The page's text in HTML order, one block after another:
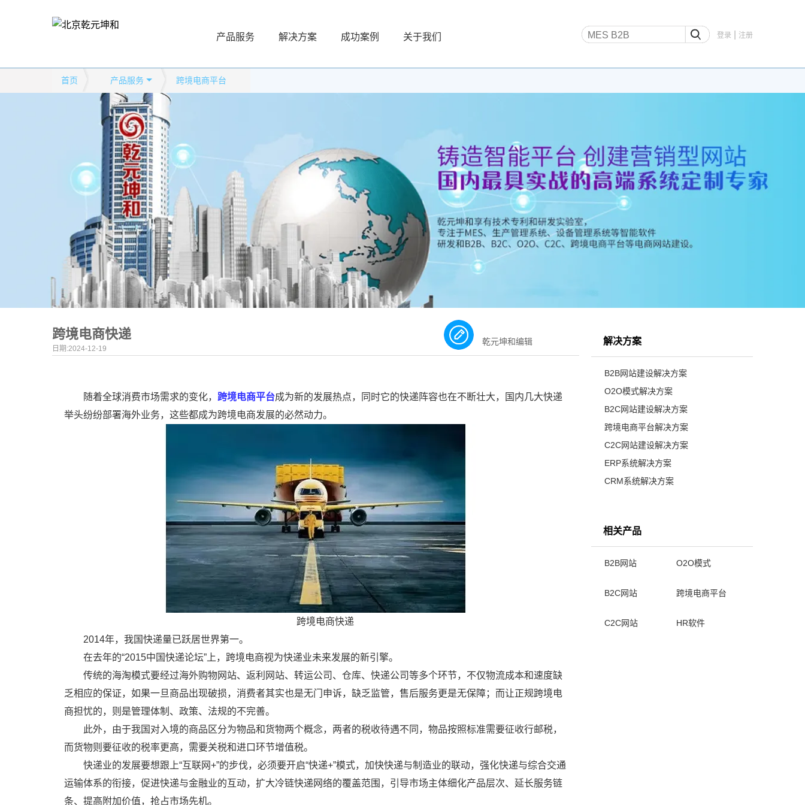
产品服务 解决方案 成功案例 关于我们 登录 注册
首页 产品服务 跨境电商平台
跨境电商快递
日期:2024-12-19
乾元坤和编辑
随着全球消费市场需求的变化， 跨境电商平台成为新的发展热点，同时它的快递阵容也在不断壮大，国内几大快递
举头纷纷部署海外业务，这些都成为跨境电商发展的必然动力。
跨境电商快递
2014年，我国快递量已跃居世界第一。
在去年的“2015中国快递论坛”上，跨境电商视为快递业未来发展的新引擎。
传统的海淘模式要经过海外购物网站、返利网站、转运公司、仓库、快递公司等多个环节，不仅物流成本和速度缺
乏相应的保证，如果一旦商品出现破损，消费者其实也是无门申诉，缺乏监管，售后服务更是无保障；而让正规跨境电
商担忧的，则是管理体制、政策、法规的不完善。
此外，由于我国对入境的商品区分为物品和货物两个概念，两者的税收待遇不同，物品按照标准需要征收行邮税，
而货物则要征收的税率更高，需要关税和进口环节增值税。
快递业的发展要想跟上“互联网+”的步伐，必须要开启“快递+”模式，加快快递与制造业的联动，强化快递与综合交通
运输体系的衔接，促进快递与金融业的互动，扩大冷链快递网络的覆盖范围，引导市场主体细化产品层次、延长服务链
条、提高附加价值，抢占市场先机。
解决方案
B2B网站建设解决方案
O2O模式解决方案
B2C网站建设解决方案
跨境电商平台解决方案
C2C网站建设解决方案
ERP系统解决方案
CRM系统解决方案
相关产品
B2B网站 O2O模式
B2C网站 跨境电商平台
C2C网站 HR软件